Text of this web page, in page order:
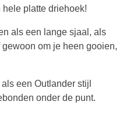
platte driehoek!
als een lange sjaal, als
om je heen gooien,
een Outlander stijl
onder de punt.